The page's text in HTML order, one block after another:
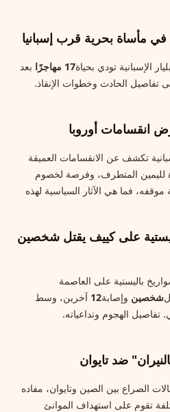
الإسبانية تودي بحياة17 مهاجرًا
بعد
تفاصيل الحادث وخطوات الإنقاذ.
انقسامات أوروبا
تكشف عن الانقسامات العميقة
لليمين المتطرف، وفرصة لخصوم
موقفه، فما هي الآثار السياسية لهذه
على كييف يقتل شخصين
باليستية على العاصمة
شخصين وإصابة12 آخرين، وسط
الهجوم وتداعياته.
ضد تايوان
الصراع بين الصين وتايوان، مفاده
تقوم على استهداف الموانئ